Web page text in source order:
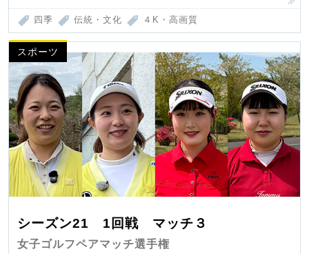
四季 伝統・文化 ４K・高画質
スポーツ
シーズン21 1回戦 マッチ３
女子ゴルフペアマッチ選手権